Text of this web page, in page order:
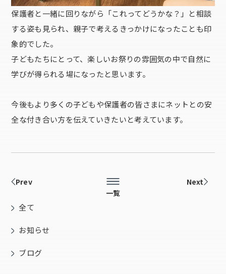
保護者と一緒に回りながら「これってどうかな？」と相談
する姿も見られ、親子で考えるきっかけになったことも印
象的でした。
子どもたちにとって、楽しいお祭りの雰囲気の中で自然に
学びが得られる場になったと思います。
今後もより多くの子どもや保護者の皆さまにネットとの安
全な付き合い方を伝えていきたいと考えています。
Prev
一覧
Next
全て
お知らせ
ブログ